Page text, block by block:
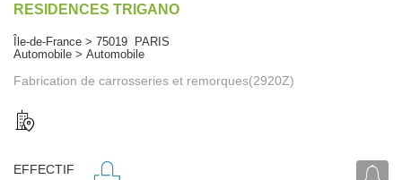
RESIDENCES TRIGANO
Île-de-France > 75019 PARIS
Automobile > Automobile
Fabrication de carrosseries et remorques(2920Z)
EFFECTIF